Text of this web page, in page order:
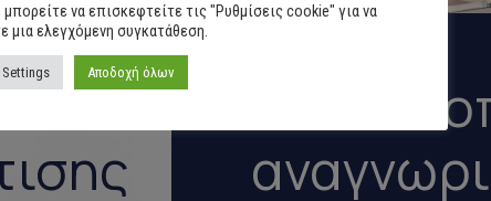
να επισκεφτείτε τις "Ρυθμίσεις cookie" για να
μια ελεγχόμενη συγκατάθεση.
Αποδοχή όλων